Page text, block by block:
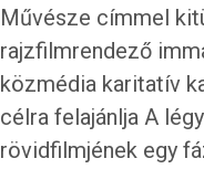
Művésze címmel
rajzfilmrendező
közmédia karitatív
célra felajánlja A
rövidfilmjének egy